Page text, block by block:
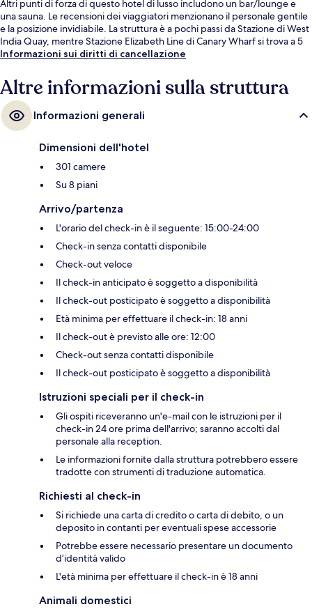
Altri punti di forza di questo hotel di lusso includono un bar/lounge e
una sauna. Le recensioni dei viaggiatori menzionano il personale gentile
e la posizione invidiabile. La struttura è a pochi passi da Stazione di West
India Quay, mentre Stazione Elizabeth Line di Canary Wharf si trova a 5
min a piedi.
Informazioni sui diritti di cancellazione
Altre informazioni sulla struttura
Informazioni generali
Dimensioni dell'hotel
301 camere
Su 8 piani
Arrivo/partenza
L'orario del check-in è il seguente: 15:00-24:00
Check-in senza contatti disponibile
Check-out veloce
Il check-in anticipato è soggetto a disponibilità
Il check-out posticipato è soggetto a disponibilità
Età minima per effettuare il check-in: 18 anni
Il check-out è previsto alle ore: 12:00
Check-out senza contatti disponibile
Il check-out posticipato è soggetto a disponibilità
Istruzioni speciali per il check-in
Gli ospiti riceveranno un'e-mail con le istruzioni per il
check-in 24 ore prima dell'arrivo; saranno accolti dal
personale alla reception.
Le informazioni fornite dalla struttura potrebbero essere
tradotte con strumenti di traduzione automatica.
Richiesti al check-in
Si richiede una carta di credito o carta di debito, o un
deposito in contanti per eventuali spese accessorie
Potrebbe essere necessario presentare un documento
d’identità valido
L'età minima per effettuare il check-in è 18 anni
Animali domestici